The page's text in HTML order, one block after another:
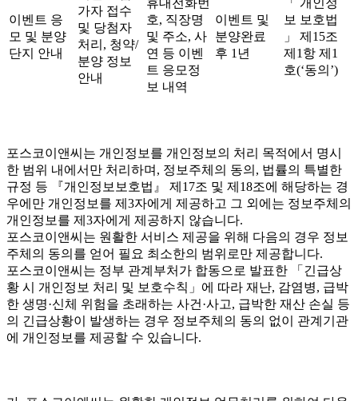
이벤트 응
모 및 분양
단지 안내
가자 접수
및 당첨자
처리, 청약/
분양 정보
안내
휴대전화번
호, 직장명
및 주소, 사
연 등 이벤
트 응모정
보 내역
이벤트 및
분양완료
후 1년
「 개인정
보 보호법
」 제15조
제1항 제1
호(‘동의’)
포스코이앤씨는 개인정보를 개인정보의 처리 목적에서 명시
한 범위 내에서만 처리하며, 정보주체의 동의, 법률의 특별한
규정 등 『개인정보보호법』 제17조 및 제18조에 해당하는 경
우에만 개인정보를 제3자에게 제공하고 그 외에는 정보주체의
개인정보를 제3자에게 제공하지 않습니다.
포스코이앤씨는 원활한 서비스 제공을 위해 다음의 경우 정보
주체의 동의를 얻어 필요 최소한의 범위로만 제공합니다.
포스코이앤씨는 정부 관계부처가 합동으로 발표한 「긴급상
황 시 개인정보 처리 및 보호수칙」에 따라 재난, 감염병, 급박
한 생명·신체 위험을 초래하는 사건·사고, 급박한 재산 손실 등
의 긴급상황이 발생하는 경우 정보주체의 동의 없이 관계기관
에 개인정보를 제공할 수 있습니다.